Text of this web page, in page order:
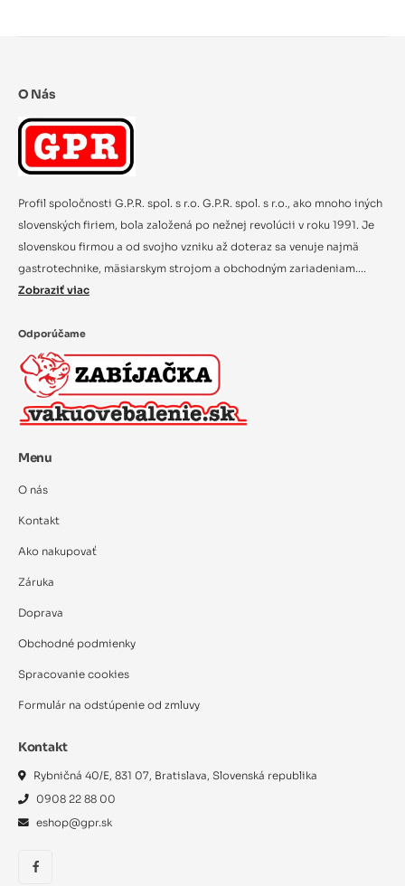
O Nás
Profil spoločnosti G.P.R. spol. s r.o. G.P.R. spol. s r.o., ako mnoho iných
slovenských firiem, bola založená po nežnej revolúcii v roku 1991. Je
slovenskou firmou a od svojho vzniku až doteraz sa venuje najmä
gastrotechnike, mäsiarskym strojom a obchodným zariadeniam....
Zobraziť viac
Odporúčame
Menu
O nás
Kontakt
Ako nakupovať
Záruka
Doprava
Obchodné podmienky
Spracovanie cookies
Formulár na odstúpenie od zmluvy
Kontakt
Rybničná 40/E, 831 07, Bratislava, Slovenská republika
0908 22 88 00
eshop@gpr.sk